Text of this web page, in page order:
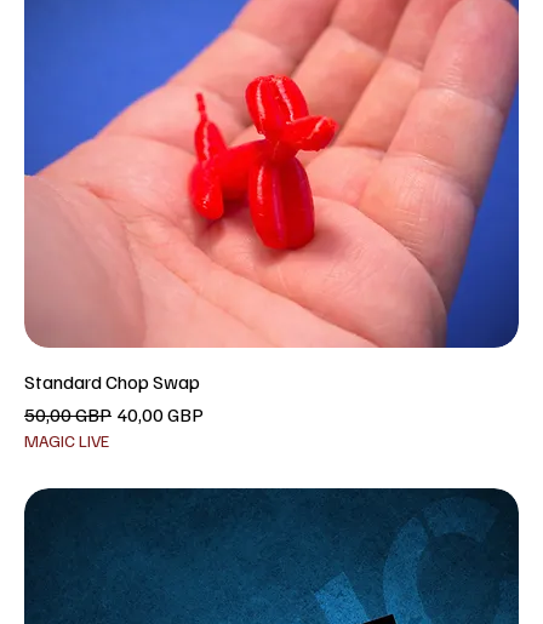
Standard Chop Swap
Precio
50,00 GBP Precio de oferta
40,00 GBP
MAGIC LIVE